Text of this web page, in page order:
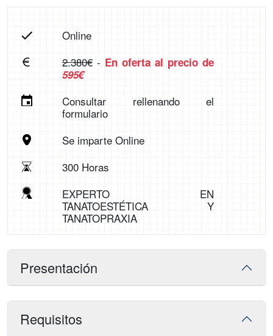
Online
2.380€- En oferta al precio de
595€
Consultar rellenando el
formulario
Se imparte Online
300 Horas
EXPERTO EN
TANATOESTÉTICA Y
TANATOPRAXIA
Presentación
Requisitos